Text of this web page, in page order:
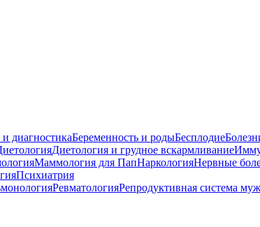
диагностикаБеременность и родыБесплодие
Диетология и грудное вскармливание
Маммология для ПапНаркологияНервные
Психиатрия
РевматологияРепродуктивная система